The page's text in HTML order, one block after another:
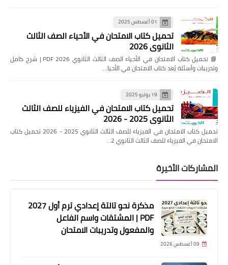
01 أغسطس 2025
تحميل كتاب الامتحان في الأحياء الصف الثالث
الثانوي 2026
📘 تحميل كتاب الامتحان في الأحياء الصف الثالث الثانوي 2026 PDF | شرح كامل
وتدريبات وأسئلة يُعد كتاب الامتحان في الأحيا…
19 يوليو 2025
تحميل كتاب الامتحان في الفيزياء للصف الثالث
الثانوي 2025 - 2026
تحميل كتاب الامتحان في الفيزياء للصف الثالث الثانوي 2025 - 2026 تحميل كتاب
الامتحان في الفيزياء للصف الثالث الثانوي 2…
المشاركات الأخيرة
مذكرة نحو تالتة إعدادي ترم أول 2027
PDF | المشتقات واسم الفاعل
والمفعول وتدريبات الامتحان
09 أغسطس 2026